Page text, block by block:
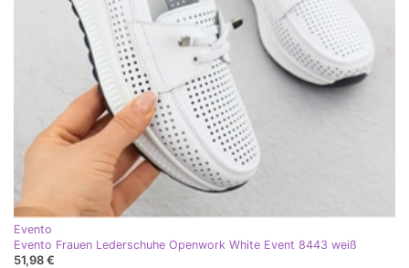
Evento
Evento Frauen Lederschuhe Openwork White Event 8443 weiß
51,98 €